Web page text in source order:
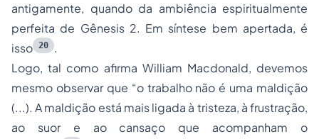
antigamente, quando da ambiência espiritualmente
perfeita de Gênesis 2. Em síntese bem apertada, é
isso 20
.
Logo, tal como afirma William Macdonald, devemos
mesmo observar que “o trabalho não é uma maldição
(...). A maldição está mais ligada à tristeza, à frustração,
ao suor e ao cansaço que acompanham o